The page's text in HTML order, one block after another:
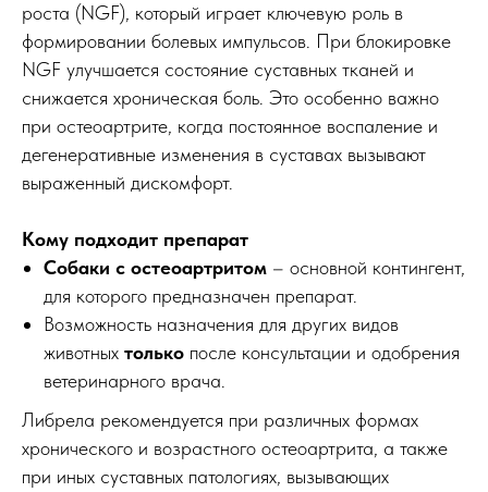
роста (NGF), который играет ключевую роль в
формировании болевых импульсов. При блокировке
NGF улучшается состояние суставных тканей и
снижается хроническая боль. Это особенно важно
при остеоартрите, когда постоянное воспаление и
дегенеративные изменения в суставах вызывают
выраженный дискомфорт.
Кому подходит препарат
Собаки с остеоартритом – основной контингент,
для которого предназначен препарат.
Возможность назначения для других видов
животных только после консультации и одобрения
ветеринарного врача.
Либрела рекомендуется при различных формах
хронического и возрастного остеоартрита, а также
при иных суставных патологиях, вызывающих